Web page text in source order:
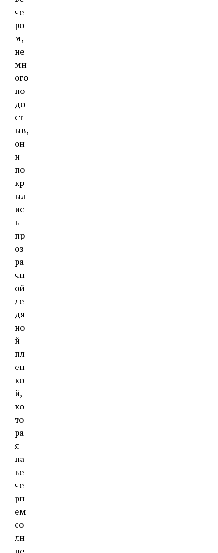
че
ро
м,
не
мн
ого
по
до
ст
ыв,
он
и
по
кр
ыл
ис
ь
пр
оз
ра
чн
ой
ле
дя
но
й
пл
ен
ко
й,
ко
то
ра
я
на
ве
че
рн
ем
со
лн
це